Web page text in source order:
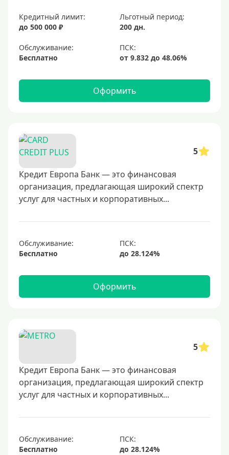
Кредитный лимит:
до 500 000 ₽
Льготный период:
200 дн.
Обслуживание:
Бесплатно
Оформить
5
Кредит Европа Банк — это финансовая
организация, предлагающая широкий спектр
услуг для частных и корпоративных...
Обслуживание:
Бесплатно
Оформить
5
Кредит Европа Банк — это финансовая
организация, предлагающая широкий спектр
услуг для частных и корпоративных...
Обслуживание:
Бесплатно